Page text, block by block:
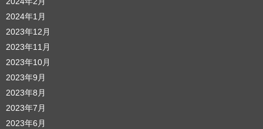
2024年1月
2023年12月
2023年11月
2023年10月
2023年9月
2023年8月
2023年7月
2023年6月